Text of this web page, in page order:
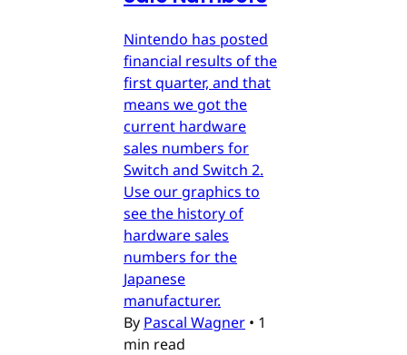
Nintendo has posted
financial results of the
first quarter, and that
means we got the
current hardware
sales numbers for
Switch and Switch 2.
Use our graphics to
see the history of
hardware sales
numbers for the
Japanese
manufacturer.
By Pascal Wagner • 1
min read